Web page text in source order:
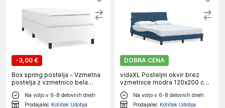
-3,00 €
Box spring postelja - Vzmetna
postelja z vzmetnico bela
80x200 cm umetno usnje
SL12683Na voljo v 6-8 delovnih dneh
Prodajalec Kotiček Udobja
DOBRA CENA
vidaXL Posteljni okvir brez
vzmetnice modra 120x200 cm
tkanina
Na voljo v 6-8 delovnih dneh
Prodajalec Kotiček Udobja